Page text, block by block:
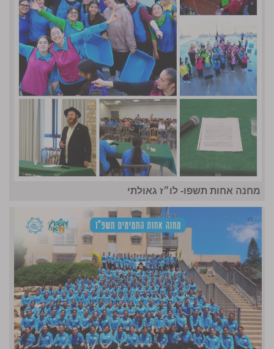
מחנה אחות תשפו- לו״ז גאולתי